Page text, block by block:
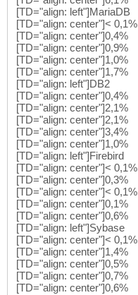
[TD="align: left"]MariaDB
[TD="align: center"]< 0,1%
[TD="align: center"]0,4%
[TD="align: center"]0,9%
[TD="align: center"]1,0%
[TD="align: center"]1,7%
[TD="align: left"]DB2
[TD="align: center"]0,4%
[TD="align: center"]2,1%
[TD="align: center"]2,1%
[TD="align: center"]3,4%
[TD="align: center"]1,0%
[TD="align: left"]Firebird
[TD="align: center"]< 0,1%
[TD="align: center"]0,3%
[TD="align: center"]< 0,1%
[TD="align: center"]0,1%
[TD="align: center"]0,6%
[TD="align: left"]Sybase
[TD="align: center"]< 0,1%
[TD="align: center"]1,4%
[TD="align: center"]0,5%
[TD="align: center"]0,7%
[TD="align: center"]0,6%